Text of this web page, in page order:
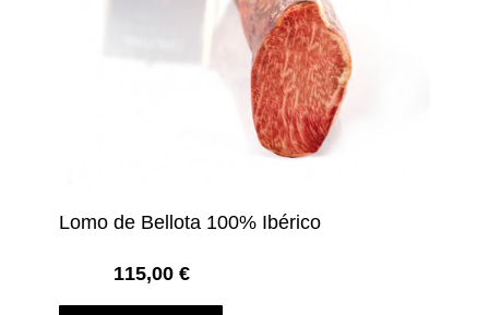
Lomo de Bellota 100% Ibérico
115,00 €